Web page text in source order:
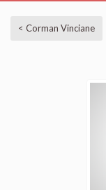
< Corman Vinciane